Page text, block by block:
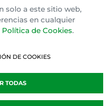
solo a este sitio web,
en cualquier
Política de Cookies.
DE COOKIES
TODAS